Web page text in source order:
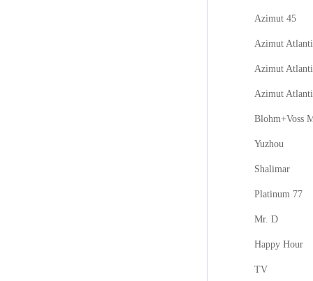
Azimut 45
Azimut
Azimut
Azimut
Blohm+Voss
Yuzhou
Shalimar
Platinum 77
Mr. D
Happy Hour
TV